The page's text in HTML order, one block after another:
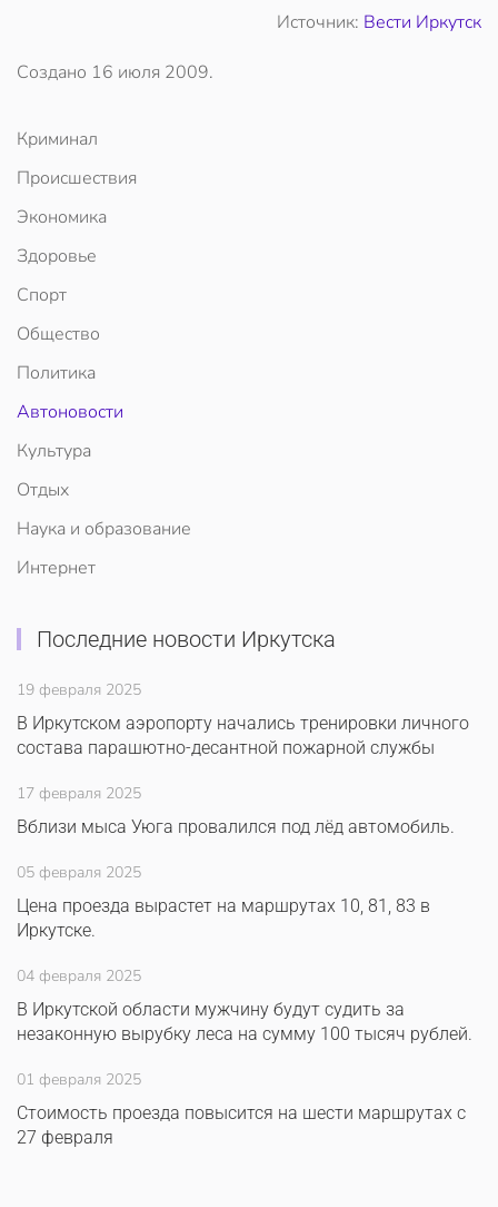
Источник: Вести Иркутск
Создано 16 июля 2009.
Криминал
Происшествия
Экономика
Здоровье
Спорт
Общество
Политика
Автоновости
Культура
Отдых
Наука и образование
Интернет
Последние новости Иркутска
19 февраля 2025
В Иркутском аэропорту начались тренировки личного
состава парашютно-десантной пожарной службы
17 февраля 2025
Вблизи мыса Уюга провалился под лёд автомобиль.
05 февраля 2025
Цена проезда вырастет на маршрутах 10, 81, 83 в
Иркутске.
04 февраля 2025
В Иркутской области мужчину будут судить за
незаконную вырубку леса на сумму 100 тысяч рублей.
01 февраля 2025
Стоимость проезда повысится на шести маршрутах с
27 февраля